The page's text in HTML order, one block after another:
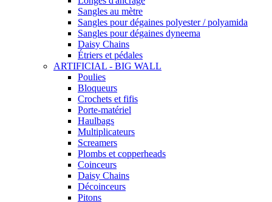
Sangles au mètre
Sangles pour dégaines polyester / polyamida
Sangles pour dégaines dyneema
Daisy Chains
Étriers et pédales
ARTIFICIAL - BIG WALL
Poulies
Bloqueurs
Crochets et fifis
Porte-matériel
Haulbags
Multiplicateurs
Screamers
Plombs et copperheads
Coinceurs
Daisy Chains
Décoinceurs
Pitons